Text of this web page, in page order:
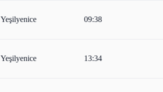
Yeşilyenice 09:38
Yeşilyenice 13:34